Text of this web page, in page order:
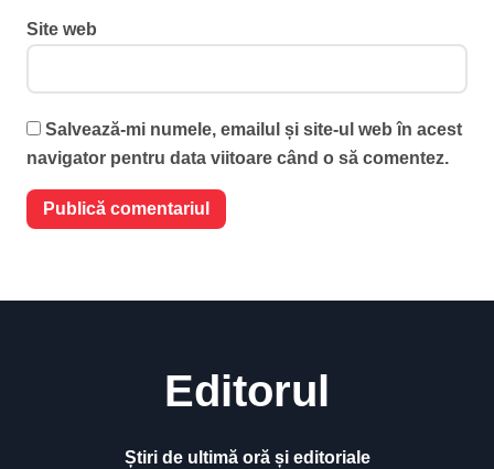
Site web
Salvează-mi numele, emailul și site-ul web în acest
navigator pentru data viitoare când o să comentez.
Editorul
Știri de ultimă oră și editoriale